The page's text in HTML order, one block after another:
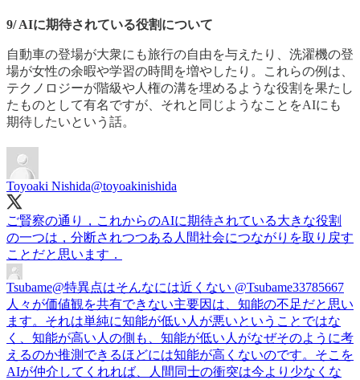
9/ AIに期待されている役割について
自動車の登場が大衆にも旅行の自由を与えたり、洗濯機の登
場が女性の余暇や学習の時間を増やしたり。これらの例は、
テクノロジーが階級や人権の溝を埋めるような役割を果たし
たものとして有名ですが、それと同じようなことをAIにも
期待したいという話。
Toyoaki Nishida@toyoakinishida
ご賢察の通り，これからのAIに期待されている大きな役割
の一つは，分断されつつある人間社会につながりを取り戻す
ことだと思います．
Tsubame@特異点はそんなには近くない @Tsubame33785667
人々が価値観を共有できない主要因は、知能の不足だと思い
ます。それは単純に知能が低い人が悪いということではな
く、知能が高い人の側も、知能が低い人がなぜそのように考
えるのか推測できるほどには知能が高くないのです。そこを
AIが仲介してくれれば、人間同士の衝突は今より少なくな